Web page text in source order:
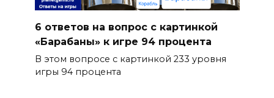
6 ответов на вопрос с картинкой
«Барабаны» к игре 94 процента
В этом вопросе с картинкой 233 уровня
игры 94 процента